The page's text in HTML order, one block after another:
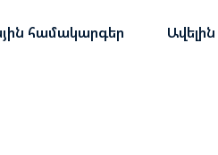
համակարգեր Ավելին